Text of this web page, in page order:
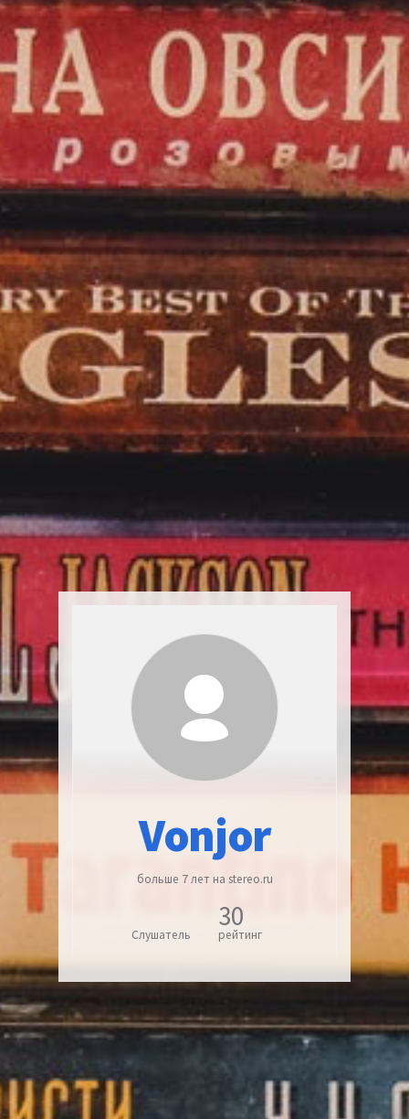
Vonjor
больше 7 лет на stereo.ru
Слушатель
30
рейтинг